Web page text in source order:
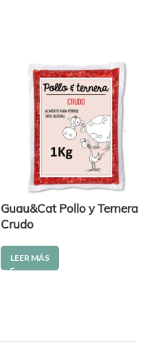
Guau&Cat Pollo y Ternera
Crudo
LEER MÁS